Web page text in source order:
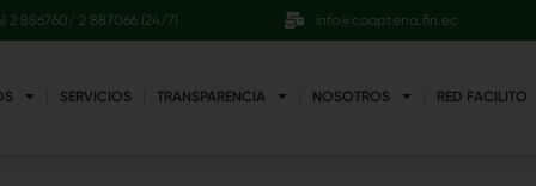
2 886760/ 2 887066 (24/7) info@cooptena.fin.ec
SERVICIOS TRANSPARENCIA NOSOTROS RED FACILITO